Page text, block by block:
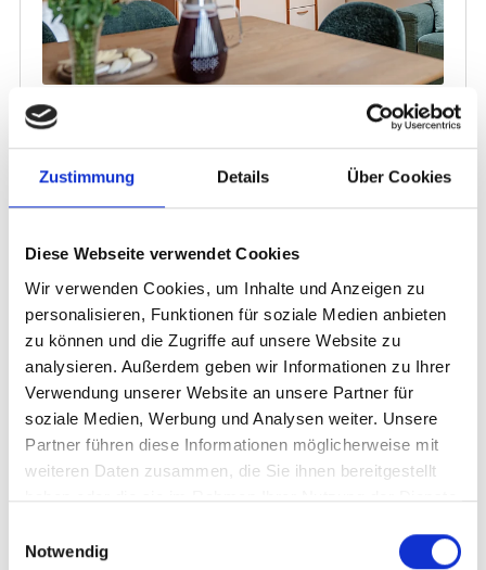
Zustimmung Details Über Cookies
Diese Webseite verwendet Cookies
Wir verwenden Cookies, um Inhalte und Anzeigen zu
personalisieren, Funktionen für soziale Medien anbieten
zu können und die Zugriffe auf unsere Website zu
analysieren. Außerdem geben wir Informationen zu Ihrer
Verwendung unserer Website an unsere Partner für
soziale Medien, Werbung und Analysen weiter. Unsere
Partner führen diese Informationen möglicherweise mit
weiteren Daten zusammen, die Sie ihnen bereitgestellt
haben oder die sie im Rahmen Ihrer Nutzung der Dienste
Notwendig